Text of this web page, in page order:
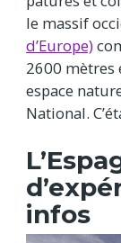
le massif
d’Europe)
2600 mètres
espace
National.
infos